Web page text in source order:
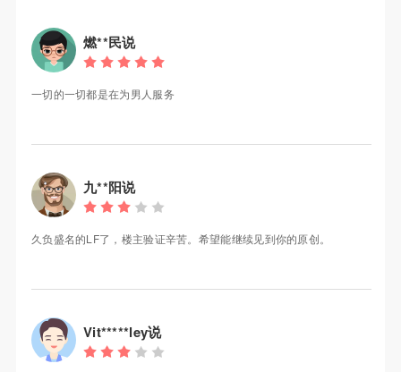
燃**民说
一切的一切都是在为男人服务
九**阳说
久负盛名的LF了，楼主验证辛苦。希望能继续见到你的原创。
Vit*****ley说